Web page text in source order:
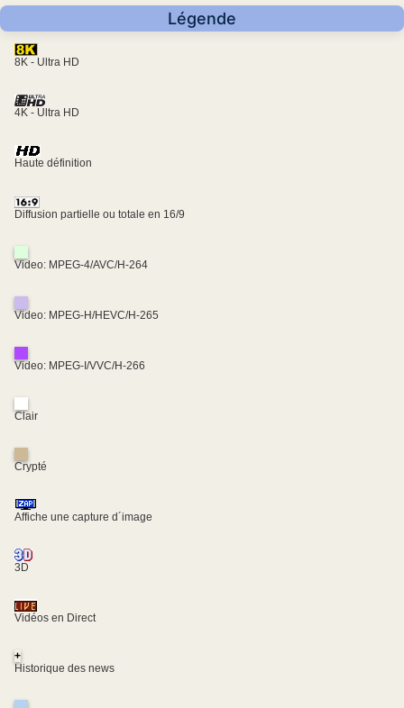
Légende
8K - Ultra HD
4K - Ultra HD
Haute définition
Diffusion partielle ou totale en 16/9
Video: MPEG-4/AVC/H-264
Video: MPEG-H/HEVC/H-265
Video: MPEG-I/VVC/H-266
Clair
Crypté
Affiche une capture d´image
3D
Vidéos en Direct
+
Historique des news